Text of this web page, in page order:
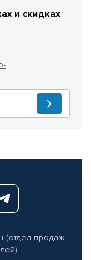
и скидках
(отдел продаж